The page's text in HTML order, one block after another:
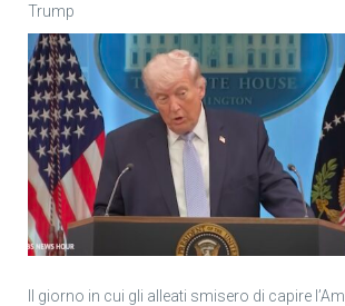
Trump
Il giorno in cui gli alleati smisero di capire